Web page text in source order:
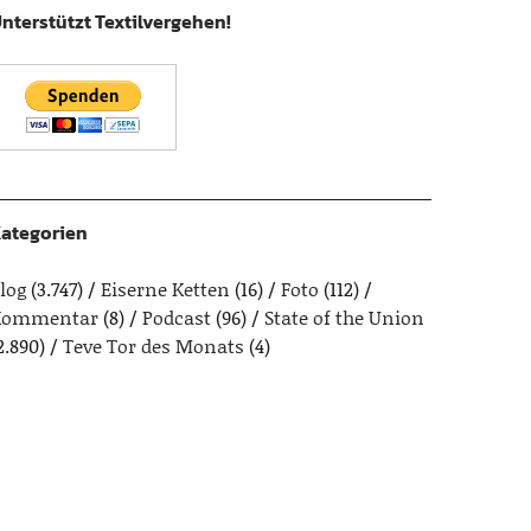
Textilvergehen!
(3.747) Eiserne Ketten (16) Foto (112)
(8) Podcast(96)
State of the Union
Teve Tor des Monats (4)